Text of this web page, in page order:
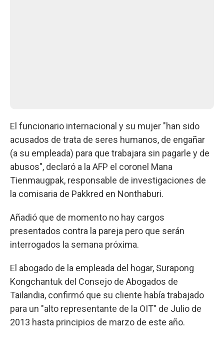
El funcionario internacional y su mujer "han sido
acusados de trata de seres humanos, de engañar
(a su empleada) para que trabajara sin pagarle y de
abusos", declaró a la AFP el coronel Mana
Tienmaugpak, responsable de investigaciones de
la comisaria de Pakkred en Nonthaburi.
Añadió que de momento no hay cargos
presentados contra la pareja pero que serán
interrogados la semana próxima.
El abogado de la empleada del hogar, Surapong
Kongchantuk del Consejo de Abogados de
Tailandia, confirmó que su cliente había trabajado
para un "alto representante de la OIT" de Julio de
2013 hasta principios de marzo de este año.